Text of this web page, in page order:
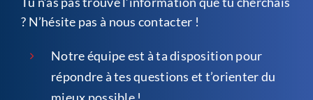
? N’hésite pas à nous contacter !
Notre équipe est à ta disposition pour
répondre à tes questions et t’orienter du